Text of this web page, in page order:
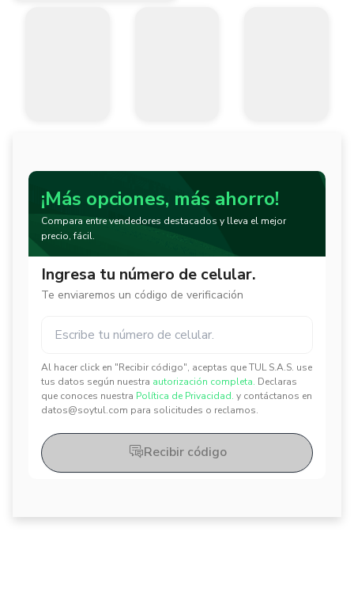
¡Más opciones, más ahorro!
Compara entre vendedores destacados y lleva el mejor
precio, fácil.
Ingresa tu número de celular.
Te enviaremos un código de verificación
Al hacer click en "Recibir código", aceptas que TUL S.A.S. use
tus datos según nuestra autorización completa. Declaras
que conoces nuestra Política de Privacidad. y contáctanos en
datos@soytul.com para solicitudes o reclamos.
✕
✕
Recibir código